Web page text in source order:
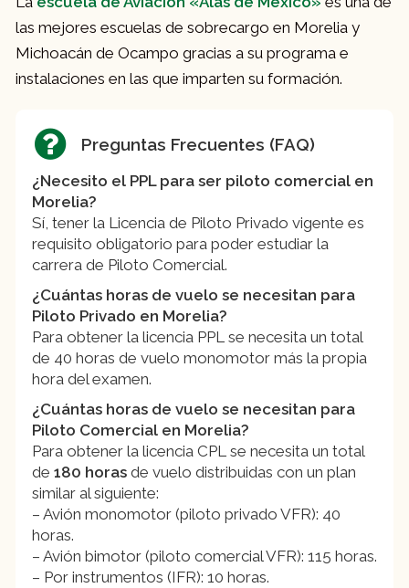
las mejores escuelas de sobrecargo en Morelia y
Michoacán de Ocampo gracias a su programa e
instalaciones en las que imparten su formación.
Preguntas Frecuentes (FAQ)
¿Necesito el PPL para ser piloto comercial en
Morelia?
Sí, tener la Licencia de Piloto Privado vigente es
requisito obligatorio para poder estudiar la
carrera de Piloto Comercial.
¿Cuántas horas de vuelo se necesitan para
Piloto Privado en Morelia?
Para obtener la licencia PPL se necesita un total
de 40 horas de vuelo monomotor más la propia
hora del examen.
¿Cuántas horas de vuelo se necesitan para
Piloto Comercial en Morelia?
Para obtener la licencia CPL se necesita un total
de 180 horas de vuelo distribuidas con un plan
similar al siguiente:
– Avión monomotor (piloto privado VFR): 40
horas.
– Avión bimotor (piloto comercial VFR): 115 horas.
– Por instrumentos (IFR): 10 horas.